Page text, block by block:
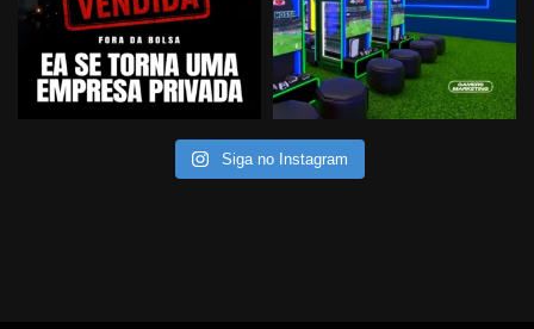
Siga no Instagram